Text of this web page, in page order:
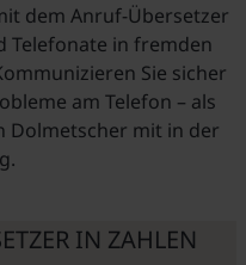
dem Anruf-Übersetzer
Telefonate in fremden
Sie sicher
am Telefon – als
Dolmetscher mit in der
IN ZAHLEN